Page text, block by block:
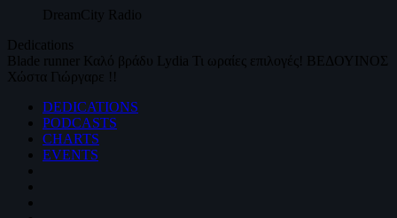
DreamCity Radio
Dedications
Blade runner Καλό βράδυ Lydia Τι ωραίες επιλογές! ΒΕΔΟΥΙΝΟΣ
Χώστα Γιώργαρε !!
DEDICATIONS
PODCASTS
CHARTS
EVENTS